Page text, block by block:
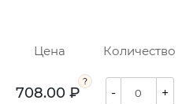
Цена Количество
708.00 ₽ - +